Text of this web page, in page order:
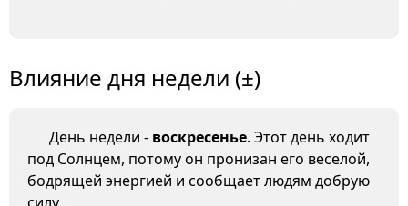
Влияние дня недели (±)
День недели - воскресенье. Этот день ходит
под Солнцем, потому он пронизан его веселой,
бодрящей энергией и сообщает людям добрую